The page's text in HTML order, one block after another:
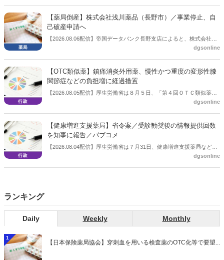
【薬局倒産】株式会社浅川薬品（長野市）／事業停止、自
己破産申請へ
【2026.08.06配信】帝国データバンク長野支店によると、株式会社浅
川薬品（長野市）は7月31日に事業を停止し、自己破産申請の準備に
dgsonline
【OTC類似薬】鎮痛消炎外用薬、慢性かつ重度の変形性膝
関節症などの負担増に経過措置
【2026.08.05配信】厚生労働省は８月５日、「第４回ＯＴＣ類似薬の
保険給付の見直しの実施に向けた技術的検討会」を開催。「中間とり
会等に報告し、令和８年秋頃を目途に結論を得る予定。
dgsonline
【健康増進支援薬局】省令案／受診勧奨後の情報提供回数
を知事に報告／パブコメ
【2026.08.04配信】厚生労働省は７月31日、健康増進支援薬局などに
関する省令案を示し、パブコメを開始した。受診勧奨を行った後に、
dgsonline
ランキング
Daily Weekly Monthly
1
【日本保険薬局協会】穿刺血を用いる検査薬のOTC化等で要望...